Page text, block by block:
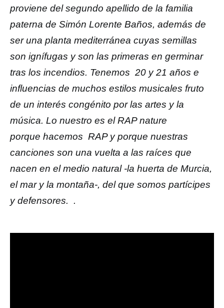
proviene del segundo apellido de la familia
paterna de Simón Lorente Baños, además de
ser una planta mediterránea cuyas semillas
son ignífugas y son las primeras en germinar
tras los incendios. Tenemos 20 y 21 años e
influencias de muchos estilos musicales fruto
de un interés congénito por las artes y la
música. Lo nuestro es el RAP nature
porque hacemos RAP y porque nuestras
canciones son una vuelta a las raíces que
nacen en el medio natural -la huerta de Murcia,
el mar y la montaña-, del que somos partícipes
y defensores. .